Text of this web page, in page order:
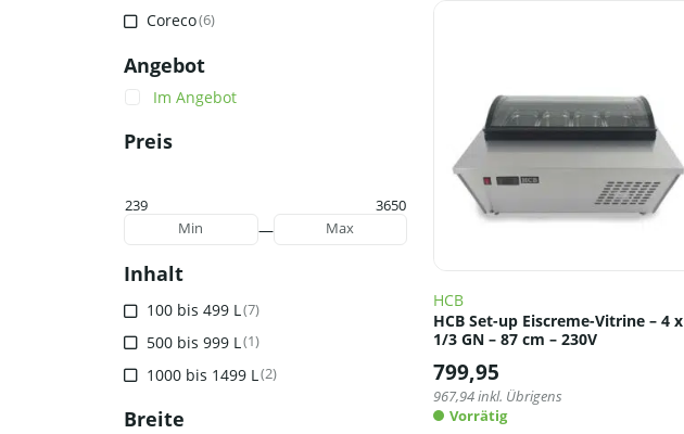
Coreco(6)
Angebot
Im Angebot
Preis
—
239 3650
Inhalt
100 bis 499 L(7)
500 bis 999 L(1)
1000 bis 1499 L (2)
Breite
HCB
HCB Set-up Eiscreme-Vitrine – 4 x
1/3 GN – 87 cm – 230V
799,95
967,94inkl. Übrigens
Vorrätig